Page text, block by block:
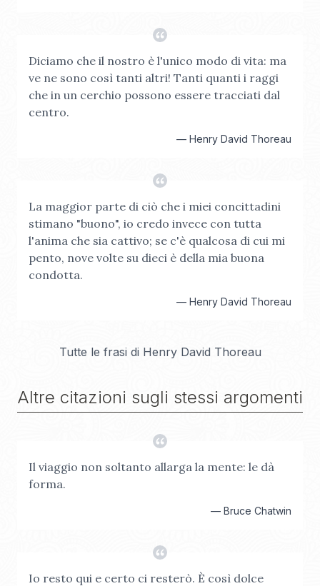
Diciamo che il nostro è l'unico modo di vita: ma
ve ne sono così tanti altri! Tanti quanti i raggi
che in un cerchio possono essere tracciati dal
centro.
— Henry David Thoreau
La maggior parte di ciò che i miei concittadini
stimano "buono", io credo invece con tutta
l'anima che sia cattivo; se c'è qualcosa di cui mi
pento, nove volte su dieci è della mia buona
condotta.
— Henry David Thoreau
Tutte le frasi di Henry David Thoreau
Altre citazioni sugli stessi argomenti
Il viaggio non soltanto allarga la mente: le dà
forma.
— Bruce Chatwin
Io resto qui e certo ci resterò. È così dolce